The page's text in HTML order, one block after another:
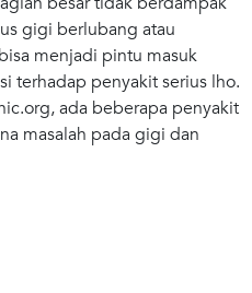
gigi berlubang atau
menjadi pintu masuk
terhadap penyakit serius lho.
ada beberapa penyakit
masalah pada gigi dan